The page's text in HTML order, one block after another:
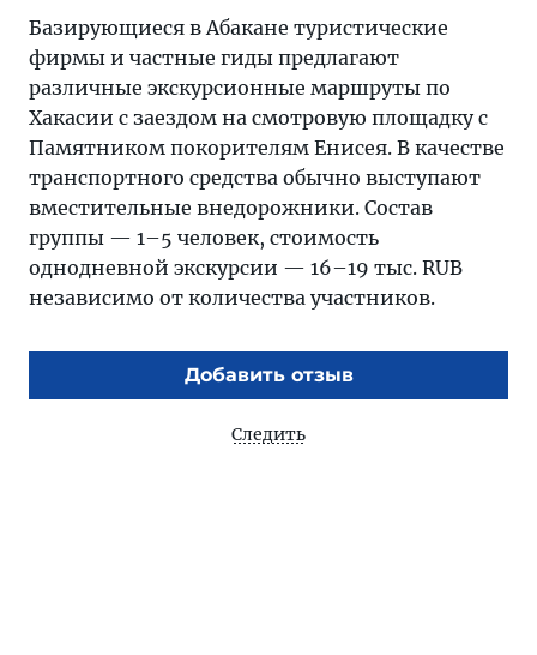
Базирующиеся в Абакане туристические
фирмы и частные гиды предлагают
различные экскурсионные маршруты по
Хакасии с заездом на смотровую площадку с
Памятником покорителям Енисея. В качестве
транспортного средства обычно выступают
вместительные внедорожники. Состав
группы — 1–5 человек, стоимость
однодневной экскурсии — 16–19 тыс. RUB
независимо от количества участников.
Добавить отзыв
Следить